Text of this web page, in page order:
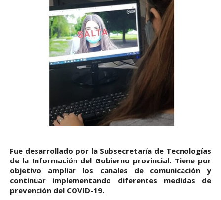
Fue desarrollado por la Subsecretaría de Tecnologías
de la Información del Gobierno provincial. Tiene por
objetivo ampliar los canales de comunicación y
continuar implementando diferentes medidas de
prevención del COVID-19.